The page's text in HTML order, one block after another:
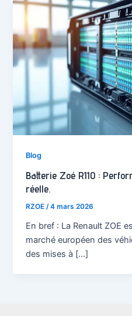
Blog
Batterie Zoé R110 :
réelle.
RZOE/4 mars 2026
En bref : La Renault ZOE
marché européen des
des mises à […]